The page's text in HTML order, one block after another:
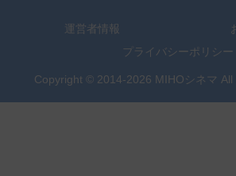
運営者情報
プライバシーポリシー
Copyright © 2014-2026 MIHOシネマ All